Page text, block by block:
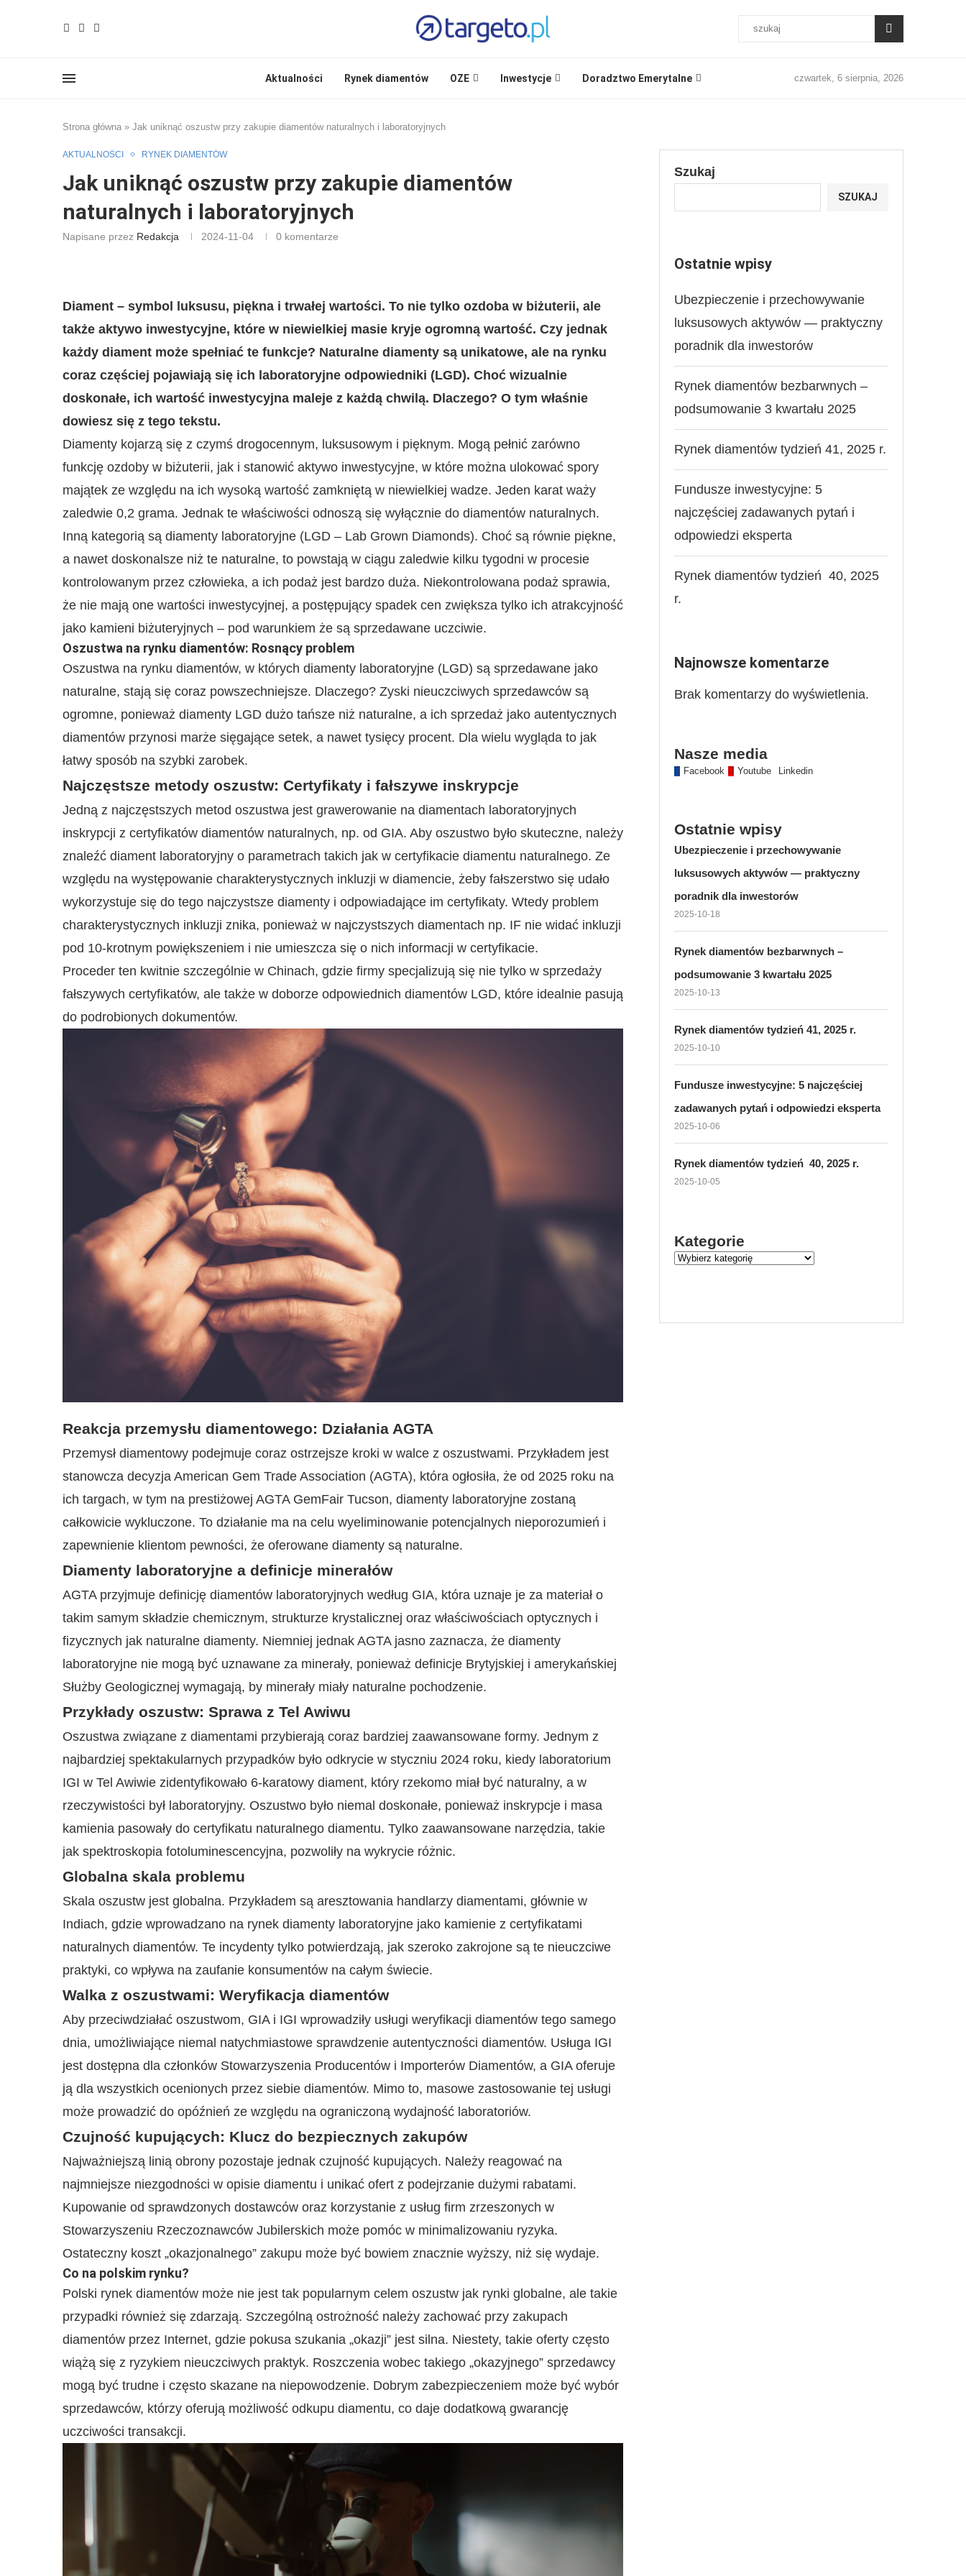
Aktualności Rynek diamentów OZE Inwestycje Doradztwo Emerytalne czwartek, 6 sierpnia, 2026
Strona główna » Jak uniknąć oszustw przy zakupie diamentów naturalnych i laboratoryjnych
AKTUALNOŚCI RYNEK DIAMENTÓW
Jak uniknąć oszustw przy zakupie diamentów
naturalnych i laboratoryjnych
Napisane przez Redakcja 2024-11-04 0 komentarze
Diament – symbol luksusu, piękna i trwałej wartości. To nie tylko ozdoba w biżuterii, ale
także aktywo inwestycyjne, które w niewielkiej masie kryje ogromną wartość. Czy jednak
każdy diament może spełniać te funkcje? Naturalne diamenty są unikatowe, ale na rynku
coraz częściej pojawiają się ich laboratoryjne odpowiedniki (LGD). Choć wizualnie
doskonałe, ich wartość inwestycyjna maleje z każdą chwilą. Dlaczego? O tym właśnie
dowiesz się z tego tekstu.
Diamenty kojarzą się z czymś drogocennym, luksusowym i pięknym. Mogą pełnić zarówno
funkcję ozdoby w biżuterii, jak i stanowić aktywo inwestycyjne, w które można ulokować spory
majątek ze względu na ich wysoką wartość zamkniętą w niewielkiej wadze. Jeden karat waży
zaledwie 0,2 grama. Jednak te właściwości odnoszą się wyłącznie do diamentów naturalnych.
Inną kategorią są diamenty laboratoryjne (LGD – Lab Grown Diamonds). Choć są równie piękne,
a nawet doskonalsze niż te naturalne, to powstają w ciągu zaledwie kilku tygodni w procesie
kontrolowanym przez człowieka, a ich podaż jest bardzo duża. Niekontrolowana podaż sprawia,
że nie mają one wartości inwestycyjnej, a postępujący spadek cen zwiększa tylko ich atrakcyjność
jako kamieni biżuteryjnych – pod warunkiem że są sprzedawane uczciwie.
Oszustwa na rynku diamentów: Rosnący problem
Oszustwa na rynku diamentów, w których diamenty laboratoryjne (LGD) są sprzedawane jako
naturalne, stają się coraz powszechniejsze. Dlaczego? Zyski nieuczciwych sprzedawców są
ogromne, ponieważ diamenty LGD dużo tańsze niż naturalne, a ich sprzedaż jako autentycznych
diamentów przynosi marże sięgające setek, a nawet tysięcy procent. Dla wielu wygląda to jak
łatwy sposób na szybki zarobek.
Najczęstsze metody oszustw: Certyfikaty i fałszywe inskrypcje
Jedną z najczęstszych metod oszustwa jest grawerowanie na diamentach laboratoryjnych
inskrypcji z certyfikatów diamentów naturalnych, np. od GIA. Aby oszustwo było skuteczne, należy
znaleźć diament laboratoryjny o parametrach takich jak w certyfikacie diamentu naturalnego. Ze
względu na występowanie charakterystycznych inkluzji w diamencie, żeby fałszerstwo się udało
wykorzystuje się do tego najczystsze diamenty i odpowiadające im certyfikaty. Wtedy problem
charakterystycznych inkluzji znika, ponieważ w najczystszych diamentach np. IF nie widać inkluzji
pod 10-krotnym powiększeniem i nie umieszcza się o nich informacji w certyfikacie.
Proceder ten kwitnie szczególnie w Chinach, gdzie firmy specjalizują się nie tylko w sprzedaży
fałszywych certyfikatów, ale także w doborze odpowiednich diamentów LGD, które idealnie pasują
do podrobionych dokumentów.
Reakcja przemysłu diamentowego: Działania AGTA
Przemysł diamentowy podejmuje coraz ostrzejsze kroki w walce z oszustwami. Przykładem jest
stanowcza decyzja American Gem Trade Association (AGTA), która ogłosiła, że od 2025 roku na
ich targach, w tym na prestiżowej AGTA GemFair Tucson, diamenty laboratoryjne zostaną
całkowicie wykluczone. To działanie ma na celu wyeliminowanie potencjalnych nieporozumień i
zapewnienie klientom pewności, że oferowane diamenty są naturalne.
Diamenty laboratoryjne a definicje minerałów
AGTA przyjmuje definicję diamentów laboratoryjnych według GIA, która uznaje je za materiał o
takim samym składzie chemicznym, strukturze krystalicznej oraz właściwościach optycznych i
fizycznych jak naturalne diamenty. Niemniej jednak AGTA jasno zaznacza, że diamenty
laboratoryjne nie mogą być uznawane za minerały, ponieważ definicje Brytyjskiej i amerykańskiej
Służby Geologicznej wymagają, by minerały miały naturalne pochodzenie.
Przykłady oszustw: Sprawa z Tel Awiwu
Oszustwa związane z diamentami przybierają coraz bardziej zaawansowane formy. Jednym z
najbardziej spektakularnych przypadków było odkrycie w styczniu 2024 roku, kiedy laboratorium
IGI w Tel Awiwie zidentyfikowało 6-karatowy diament, który rzekomo miał być naturalny, a w
rzeczywistości był laboratoryjny. Oszustwo było niemal doskonałe, ponieważ inskrypcje i masa
kamienia pasowały do certyfikatu naturalnego diamentu. Tylko zaawansowane narzędzia, takie
jak spektroskopia fotoluminescencyjna, pozwoliły na wykrycie różnic.
Globalna skala problemu
Skala oszustw jest globalna. Przykładem są aresztowania handlarzy diamentami, głównie w
Indiach, gdzie wprowadzano na rynek diamenty laboratoryjne jako kamienie z certyfikatami
naturalnych diamentów. Te incydenty tylko potwierdzają, jak szeroko zakrojone są te nieuczciwe
praktyki, co wpływa na zaufanie konsumentów na całym świecie.
Walka z oszustwami: Weryfikacja diamentów
Aby przeciwdziałać oszustwom, GIA i IGI wprowadziły usługi weryfikacji diamentów tego samego
dnia, umożliwiające niemal natychmiastowe sprawdzenie autentyczności diamentów. Usługa IGI
jest dostępna dla członków Stowarzyszenia Producentów i Importerów Diamentów, a GIA oferuje
ją dla wszystkich ocenionych przez siebie diamentów. Mimo to, masowe zastosowanie tej usługi
może prowadzić do opóźnień ze względu na ograniczoną wydajność laboratoriów.
Czujność kupujących: Klucz do bezpiecznych zakupów
Najważniejszą linią obrony pozostaje jednak czujność kupujących. Należy reagować na
najmniejsze niezgodności w opisie diamentu i unikać ofert z podejrzanie dużymi rabatami.
Kupowanie od sprawdzonych dostawców oraz korzystanie z usług firm zrzeszonych w
Stowarzyszeniu Rzeczoznawców Jubilerskich może pomóc w minimalizowaniu ryzyka.
Ostateczny koszt „okazjonalnego” zakupu może być bowiem znacznie wyższy, niż się wydaje.
Co na polskim rynku?
Polski rynek diamentów może nie jest tak popularnym celem oszustw jak rynki globalne, ale takie
przypadki również się zdarzają. Szczególną ostrożność należy zachować przy zakupach
diamentów przez Internet, gdzie pokusa szukania „okazji” jest silna. Niestety, takie oferty często
wiążą się z ryzykiem nieuczciwych praktyk. Roszczenia wobec takiego „okazyjnego” sprzedawcy
mogą być trudne i często skazane na niepowodzenie. Dobrym zabezpieczeniem może być wybór
sprzedawców, którzy oferują możliwość odkupu diamentu, co daje dodatkową gwarancję
uczciwości transakcji.
Szukaj
SZUKAJ
Ostatnie wpisy
Ubezpieczenie i przechowywanie
luksusowych aktywów — praktyczny
poradnik dla inwestorów
Rynek diamentów bezbarwnych –
podsumowanie 3 kwartału 2025
Rynek diamentów tydzień 41, 2025 r.
Fundusze inwestycyjne: 5
najczęściej zadawanych pytań i
odpowiedzi eksperta
Rynek diamentów tydzień 40, 2025
r.
Najnowsze komentarze
Brak komentarzy do wyświetlenia.
Nasze media
Facebook Youtube Linkedin
Ostatnie wpisy
Ubezpieczenie i przechowywanie
luksusowych aktywów — praktyczny
poradnik dla inwestorów
2025-10-18
Rynek diamentów bezbarwnych –
podsumowanie 3 kwartału 2025
2025-10-13
Rynek diamentów tydzień 41, 2025 r.
2025-10-10
Fundusze inwestycyjne: 5 najczęściej
zadawanych pytań i odpowiedzi eksperta
2025-10-06
Rynek diamentów tydzień 40, 2025 r.
2025-10-05
Kategorie